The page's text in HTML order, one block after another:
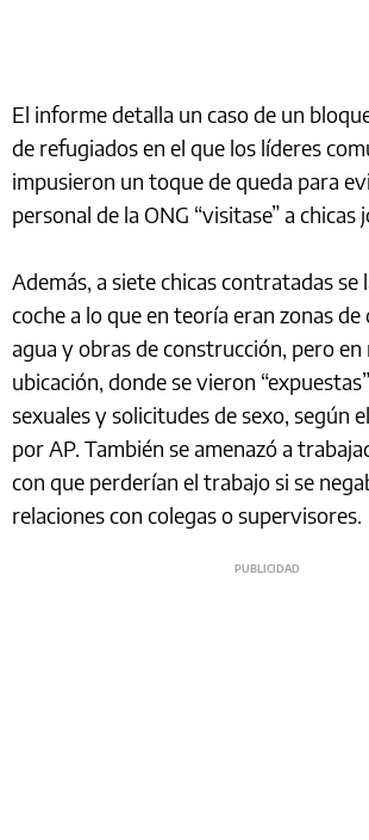
El informe detalla un caso de un
de refugiados en el que los líderes
impusieron un toque de queda para
personal de la ONG “visitase” a chicas
Además, a siete chicas contratadas se
coche a lo que en teoría eran zonas
agua y obras de construcción, pero
ubicación, donde se vieron
sexuales y solicitudes de sexo, según
por AP. También se amenazó a
con que perderían el trabajo si se
relaciones con colegas o supervisores.